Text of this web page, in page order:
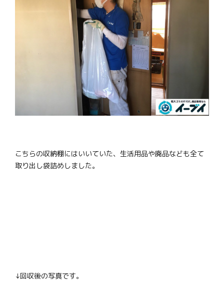
こちらの収納棚にはいいていた、生活用品や廃品なども全て
取り出し袋詰めしました。
↓回収後の写真です。